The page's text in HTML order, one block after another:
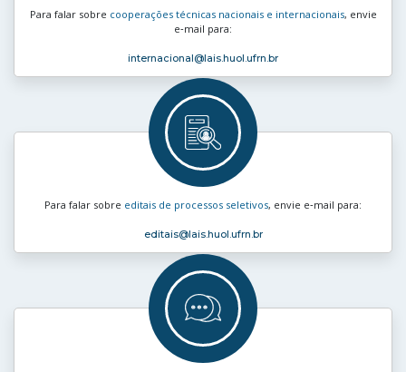
Para falar sobre cooperações técnicas nacionais e internacionais, envie
e‑mail para:
internacional@lais.huol.ufrn.br
Para falar sobre editais de processos seletivos, envie e‑mail para:
editais@lais.huol.ufrn.br